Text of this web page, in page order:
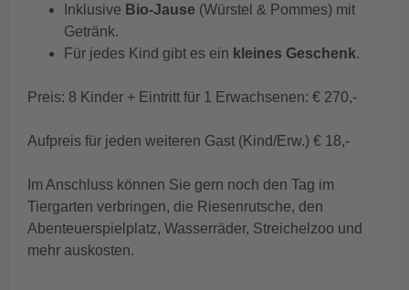
Inklusive Bio-Jause (Würstel & Pommes) mit
Getränk.
Für jedes Kind gibt es ein kleines Geschenk.
Preis: 8 Kinder + Eintritt für 1 Erwachsenen: € 270,-
Aufpreis für jeden weiteren Gast (Kind/Erw.) € 18,-
Im Anschluss können Sie gern noch den Tag im
Tiergarten verbringen, die Riesenrutsche, den
Abenteuerspielplatz, Wasserräder, Streichelzoo und
mehr auskosten.